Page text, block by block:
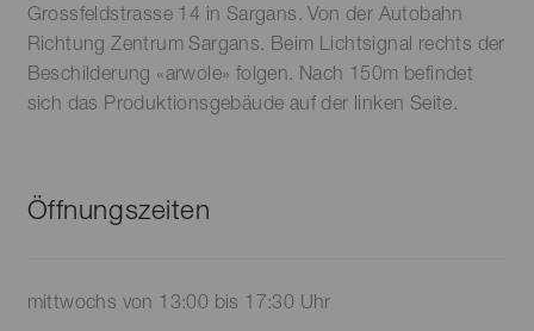
Grossfeldstrasse 14 in Sargans. Von der Autobahn
Richtung Zentrum Sargans. Beim Lichtsignal rechts der
Beschilderung «arwole» folgen. Nach 150m befindet
sich das Produktionsgebäude auf der linken Seite.
Öffnungszeiten
mittwochs von 13:00 bis 17:30 Uhr